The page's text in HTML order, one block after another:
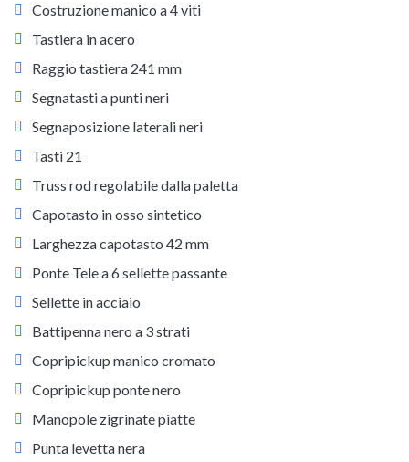
Costruzione manico a 4 viti
Tastiera in acero
Raggio tastiera 241 mm
Segnatasti a punti neri
Segnaposizione laterali neri
Tasti 21
Truss rod regolabile dalla paletta
Capotasto in osso sintetico
Larghezza capotasto 42 mm
Ponte Tele a 6 sellette passante
Sellette in acciaio
Battipenna nero a 3 strati
Copripickup manico cromato
Copripickup ponte nero
Manopole zigrinate piatte
Punta levetta nera